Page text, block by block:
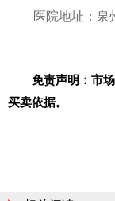
医院地址：泉
免责声明：市
买卖依据。